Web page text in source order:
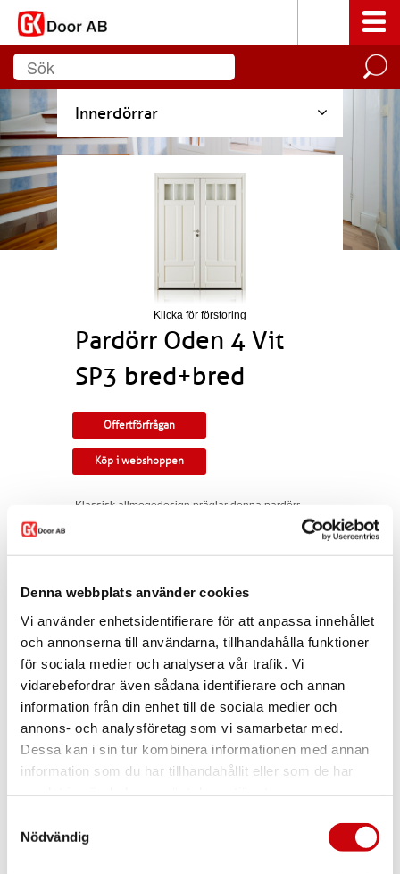
Denna webbplats använder cookies
Vi använder enhetsidentifierare för att anpassa innehållet
och annonserna till användarna, tillhandahålla funktioner
för sociala medier och analysera vår trafik. Vi
vidarebefordrar även sådana identifierare och annan
information från din enhet till de sociala medier och
annons- och analysföretag som vi samarbetar med.
Dessa kan i sin tur kombinera informationen med annan
information som du har tillhandahållit eller som de har
Nödvändig
Innerdörrar
Klicka för förstoring
Pardörr Oden 4 Vit
SP3 bred+bred
Offertförfrågan
Köp i webshoppen
Klassisk allmogedesign präglar denna pardörr
låskista, slutbleck och kantregel. Kan modifieras
till gammal standard, tappbärande gångjärn,
valfri kulör, egna idéer. Modellen finns som
enkeldörr, pardörr i lika eller olika delning,
skjutdörr samt parskjutdörr.
Varianten finns att köpa i webshoppen. I
offertförfrågan väljer dumått, ytbehandling,
glastyp, karmsamttrycke.
Kontakta oss viamejlellertelefon om du har
några funderingar eller särskilda önskemål.